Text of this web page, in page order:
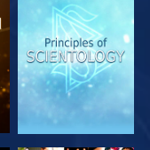
シリーズを探求